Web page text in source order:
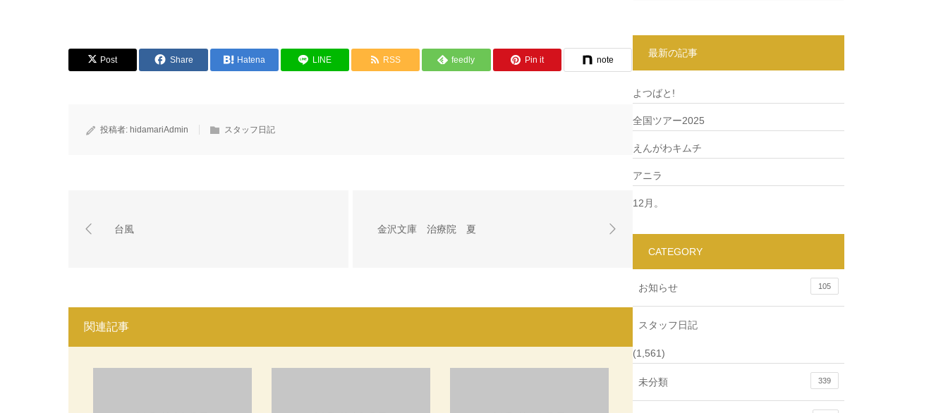
Post Share Hatena LINE RSS feedly Pin it note
投稿者: hidamariAdmin スタッフ日記
台風 金沢文庫 治療院 夏
関連記事
最新の記事
よつばと!
全国ツアー2025
えんがわキムチ
アニラ
12月。
CATEGORY
お知らせ 105
スタッフ日記
(1,561)
未分類 339